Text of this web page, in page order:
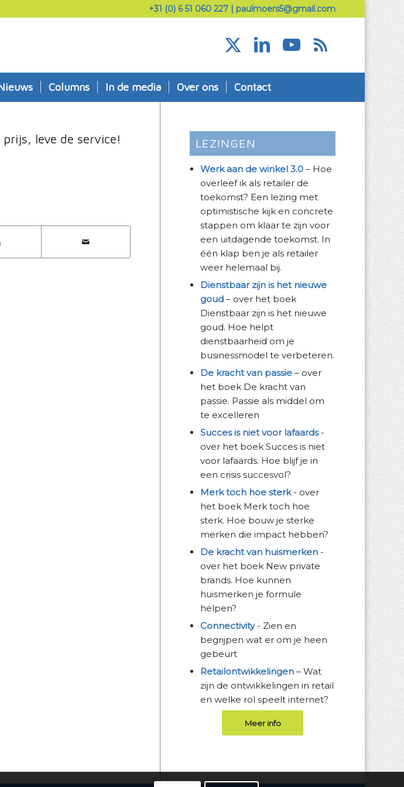
+31 (0) 6 51 060 227| paulmoers5@gmail.com
Columns In de media Over ons Contact
leve de service!
LEZINGEN
Werk aan de winkel 3.0 – Hoe
overleef ik als retailer de
toekomst? Een lezing met
optimistische kijk en concrete
stappen om klaar te zijn voor
een uitdagende toekomst. In
één klap ben je als retailer
weer helemaal bij.
Dienstbaar zijn is het nieuwe
goud – over het boek
Dienstbaar zijn is het nieuwe
goud. Hoe helpt
dienstbaarheid om je
businessmodel te verbeteren.
De kracht van passie – over
het boek De kracht van
passie. Passie als middel om
te excelleren
Succes is niet voor lafaards-
over het boek Succes is niet
voor lafaards. Hoe blijf je in
een crisis succesvol?
Merk toch hoe sterk- over
het boek Merk toch hoe
sterk. Hoe bouw je sterke
merken die impact hebben?
De kracht van huismerken -
over het boek New private
brands. Hoe kunnen
huismerken je formule
helpen?
Connectivity- Zien en
begrijpen wat er om je heen
gebeurt
Retailontwikkelingen – Wat
zijn de ontwikkelingen in retail
en welke rol speelt internet?
Meer info